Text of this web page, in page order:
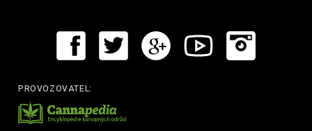
PROVOZOVATEL: